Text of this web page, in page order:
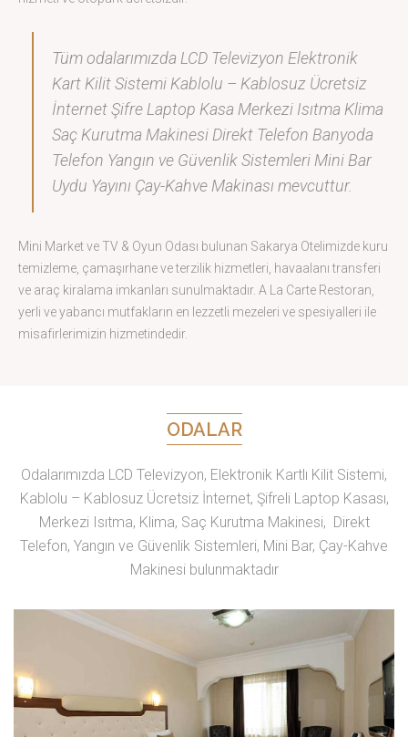
Tüm odalarımızda LCD Televizyon Elektronik
Kart Kilit Sistemi Kablolu – Kablosuz Ücretsiz
İnternet Şifre Laptop Kasa Merkezi Isıtma Klima
Saç Kurutma Makinesi Direkt Telefon Banyoda
Telefon Yangın ve Güvenlik Sistemleri Mini Bar
Uydu Yayını Çay-Kahve Makinası mevcuttur.
Mini Market ve TV & Oyun Odası bulunan Sakarya Otelimizde kuru
temizleme, çamaşırhane ve terzilik hizmetleri, havaalanı transferi
ve araç kiralama imkanları sunulmaktadır. A La Carte Restoran,
yerli ve yabancı mutfakların en lezzetli mezeleri ve spesiyalleri ile
misafirlerimizin hizmetindedir.
ODALAR
Odalarımızda LCD Televizyon, Elektronik Kartlı Kilit Sistemi,
Kablolu – Kablosuz Ücretsiz İnternet, Şifreli Laptop Kasası,
Merkezi Isıtma, Klima, Saç Kurutma Makinesi, Direkt
Telefon, Yangın ve Güvenlik Sistemleri, Mini Bar, Çay-Kahve
Makinesi bulunmaktadır